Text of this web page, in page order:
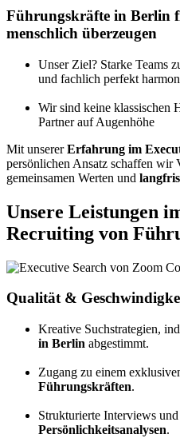
Führungskräfte in Berlin
menschlich überzeugen
Unser Ziel? Starke Teams
und fachlich perfekt
Wir sind keine klassischen
Partner auf Augenhöhe
Mit unsererErfahrung im
persönlichen Ansatz schaffen wir
gemeinsamen Werten und
Unsere Leistungen
Recruiting von
Qualität &
Kreative Suchstrategien,
in Berlin abgestimmt.
Zugang zu einem
Führungskräften.
Strukturierte Interviews und
Persönlichkeitsanalysen.